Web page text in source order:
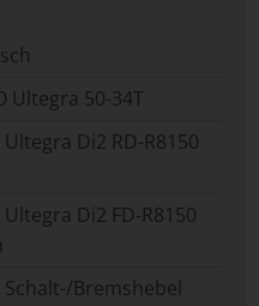
Ultegra 50-34T
Di2 RD-R8150
Di2 FD-R8150
Bremshebel